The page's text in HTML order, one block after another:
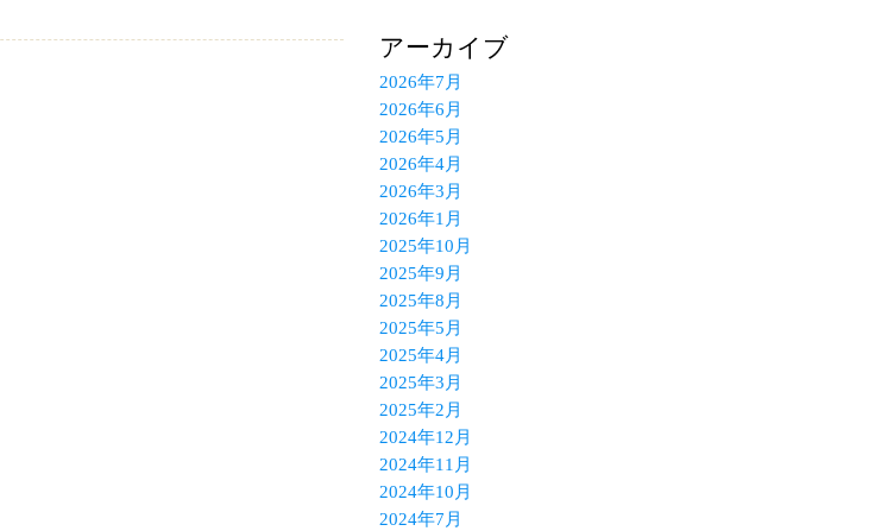
アーカイブ
2026年7月
2026年6月
2026年5月
2026年4月
2026年3月
2026年1月
2025年10月
2025年9月
2025年8月
2025年5月
2025年4月
2025年3月
2025年2月
2024年12月
2024年11月
2024年10月
2024年7月